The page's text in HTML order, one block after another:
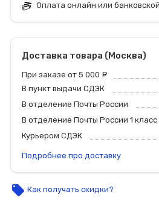
Оплата онлайн или
Доставка товара (Москва)
При заказе от 5 000
В пункт выдачи СДЭК
В отделение Почты России
В отделение Почты России 1 класс
Курьером СДЭК
Подробнее про доставку
local_offer Как получать скидки?